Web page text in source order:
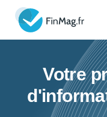
Votre